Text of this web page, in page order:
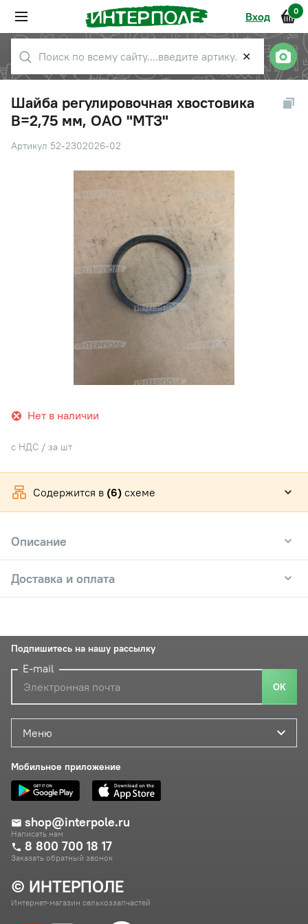
Вход 0
✕
Шайба регулировочная хвостовика
В=2,75 мм, ОАО "МТЗ"
Артикул 52-2302026-02
Нет в наличии
с НДС / за шт
Содержится в (6) схеме
Описание
Доставка и оплата
© ИНТЕРПОЛЕ
Интернет-магазин сельхоззапчастей
Меню
Мобильное приложение
shop@interpole.ru
Написать нам
8 800 700 18 17
Заказать обратный звонок
Подпишитесь на нашу рассылку
E-mail
ОК